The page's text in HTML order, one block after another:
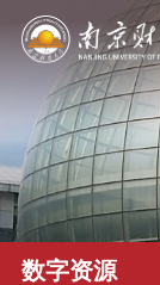
数字资源